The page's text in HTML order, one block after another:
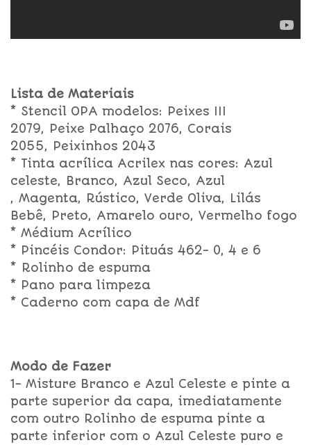
Lista de Materiais
* Stencil OPA modelos: Peixes III
2079, Peixe Palhaço 2076, Corais
2055, Peixinhos 2043
* Tinta acrílica Acrilex nas cores: Azul
celeste, Branco, Azul Seco, Azul
, Magenta, Rústico, Verde Oliva, Lilás
Bebê, Preto, Amarelo ouro, Vermelho fogo
* Médium Acrílico
* Pincéis Condor: Pituás 462- 0, 4 e 6
* Rolinho de espuma
* Pano para limpeza
* Caderno com capa de Mdf
Modo de Fazer
1- Misture Branco e Azul Celeste e pinte a
parte superior da capa, imediatamente
com outro Rolinho de espuma pinte a
parte inferior com o Azul Celeste puro e